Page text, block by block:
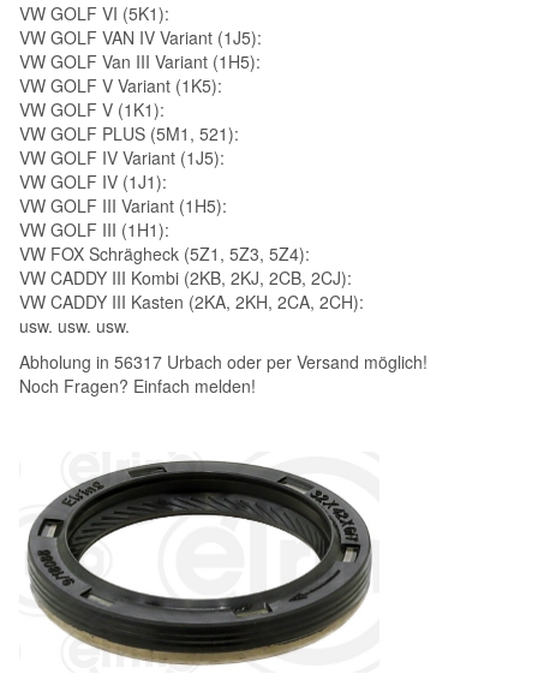
VW GOLF VI (5K1):
VW GOLF VAN IV Variant (1J5):
VW GOLF Van III Variant (1H5):
VW GOLF V Variant (1K5):
VW GOLF V (1K1):
VW GOLF PLUS (5M1, 521):
VW GOLF IV Variant (1J5):
VW GOLF IV (1J1):
VW GOLF III Variant (1H5):
VW GOLF III (1H1):
VW FOX Schrägheck (5Z1, 5Z3, 5Z4):
VW CADDY III Kombi (2KB, 2KJ, 2CB, 2CJ):
VW CADDY III Kasten (2KA, 2KH, 2CA, 2CH):
usw. usw. usw.
Abholung in 56317 Urbach oder per Versand möglich!
Noch Fragen? Einfach melden!